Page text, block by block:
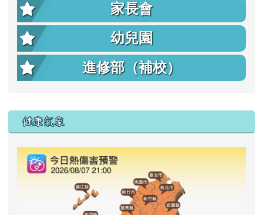
家長會
幼兒園
進修部（補校）
右邊區域內容
健康氣象